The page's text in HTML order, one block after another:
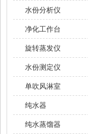
水份分析仪
净化工作台
旋转蒸发仪
水份测定仪
单吹风淋室
纯水器
纯水蒸馏器